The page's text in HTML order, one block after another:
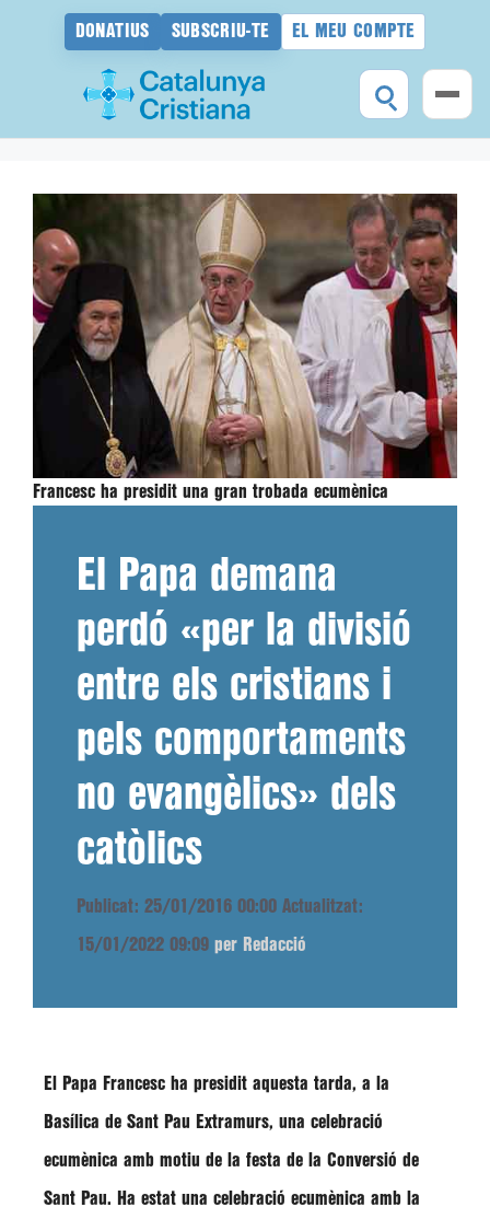
DONATIUS SUBSCRIU-TE EL MEU COMPTE
Francesc ha presidit una gran trobada ecumènica
El Papa demana
perdó «per la divisió
entre els cristians i
pels comportaments
no evangèlics» dels
catòlics
Publicat: 25/01/2016 00:00 Actualitzat:
15/01/2022 09:09 per Redacció
El Papa Francesc ha presidit aquesta tarda, a la
Basílica de Sant Pau Extramurs, una celebració
ecumènica amb motiu de la festa de la Conversió de
Sant Pau. Ha estat una celebració ecumènica amb la